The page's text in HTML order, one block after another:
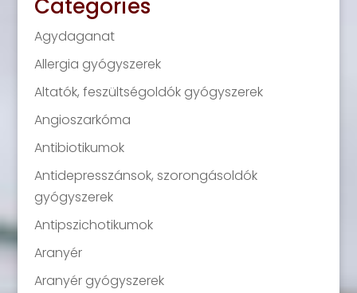
Categories
Agydaganat
Allergia gyógyszerek
Altatók, feszültségoldók gyógyszerek
Angioszarkóma
Antibiotikumok
Antidepresszánsok, szorongásoldók
gyógyszerek
Antipszichotikumok
Aranyér
Aranyér gyógyszerek